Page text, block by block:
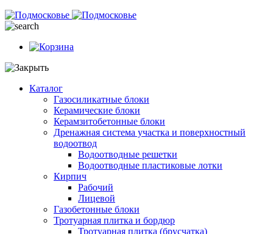
Каталог
Газосиликатные блоки
Керамические блоки
Керамзитобетонные блоки
Дренажная система участка и поверхностный
водоотвод
Водоотводные решетки
Водоотводные пластиковые лотки
Кирпич
Рабочий
Лицевой
Газобетонные блоки
Тротуарная плитка и бордюр
Тротуарная плитка (брусчатка)